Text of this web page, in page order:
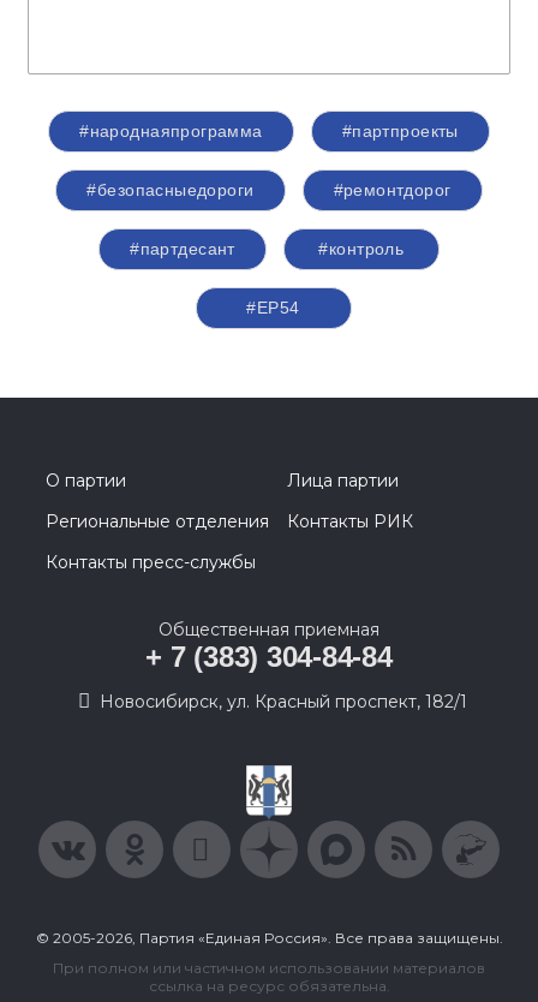
#народнаяпрограмма #партпроекты
#безопасныедороги #ремонтдорог
#партдесант #контроль
#ЕР54
О партии
Лица партии
Региональные отделения
Контакты РИК
Контакты пресс-службы
Общественная приемная
+ 7 (383) 304-84-84
Новосибирск, ул. Красный проспект, 182/1
© 2005-2026, Партия «Единая Россия». Все права защищены.
При полном или частичном использовании материалов
ссылка на ресурс обязательна.